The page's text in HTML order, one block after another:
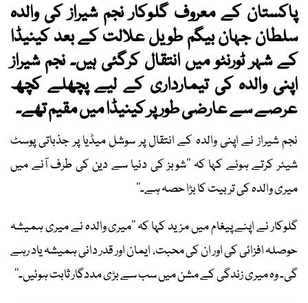
پاکستان کے معروف گلوکار نجم شیراز کی والدہ
سلطان جہان بیگم طویل علالت کے بعد کینیڈا
کے شہر ٹورنٹو میں انتقال کرگئی ہیں۔ نجم شیراز
اپنی والدہ کی تیمارداری کے لیے پچھلے کچھ
عرصے سے عارضی طور پر کینیڈا میں مقیم تھے۔
نجم شیراز نے اپنی والدہ کے انتقال پر سوشل میڈیا پر جذباتی پوسٹ
شیئر کرتے ہوئے کہا کہ ’’شوبز کی دنیا سے دین کی طرف آنے میں
میری والدہ کی تربیت کا بڑا حصہ ہے۔‘‘
گلوکار نے اپنے پیغام میں مزید کہا کہ ’’میری والدہ نے میری ہمیشہ
حوصلہ افزائی کی اور ان کی محبت، ایمان اور قدر دانی ہمیشہ یاد رہے
گی۔ وہ میری زندگی کے مشن میں سب سے بڑی مددگار ثابت ہوئیں۔‘‘